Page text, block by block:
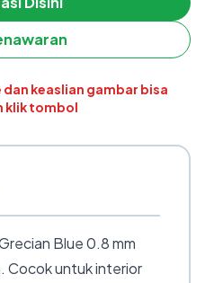
keaslian gambar bisa
klik tombol
Blue 0.8 mm
Cocok untuk interior